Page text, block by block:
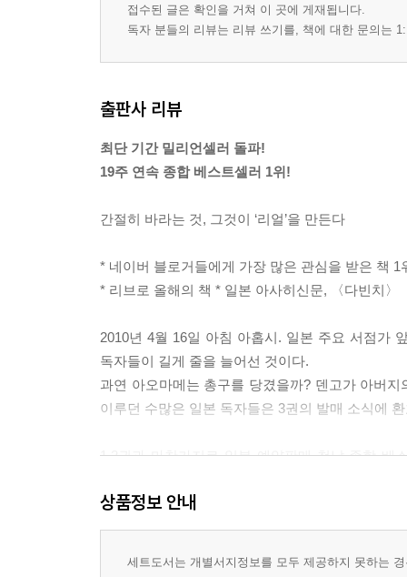
접수된 글은 확인을 거쳐 이 곳에 게재됩니다.
독자 분들의 리뷰는 리뷰 쓰기를, 책에 대한 문의는
출판사 리뷰
최단 기간 밀리언셀러 돌파!
19주 연속 종합 베스트셀러 1위!
간절히 바라는 것, 그것이 ‘리얼’을 만든다
* 네이버 블로거들에게 가장 많은 관심을 받은 책
* 리브로 올해의 책 * 일본 아사히신문, 〈다빈치〉
2010년 4월 16일 아침 아홉시. 일본 주요 서점가
독자들이 길게 줄을 늘어선 것이다.
과연 아오마메는 총구를 당겼을까? 덴고가 아버
이루던 수많은 일본 독자들은 3권의 발매 소식에
1,2권과 마찬가지로 일본 예약판매 첫날 종합 베
1위를 기록했다. 산케이신문 발표에 따르면 2010
경이롭다.
상품정보 안내
세트도서는 개별서지정보를 모두 제공하지 못하는